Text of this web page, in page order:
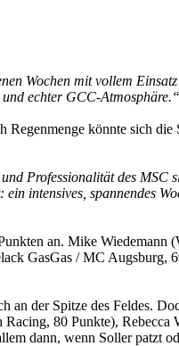
Wochen mit vollem
echter GCC-Atmosphäre.“
könnte sich
Professionalität des MSC
intensives, spannendes
an. Mike Wiedemann
GasGas / MC Augsburg,
an der Spitze des Feldes.
80 Punkte),
dann, wenn Soller patzt